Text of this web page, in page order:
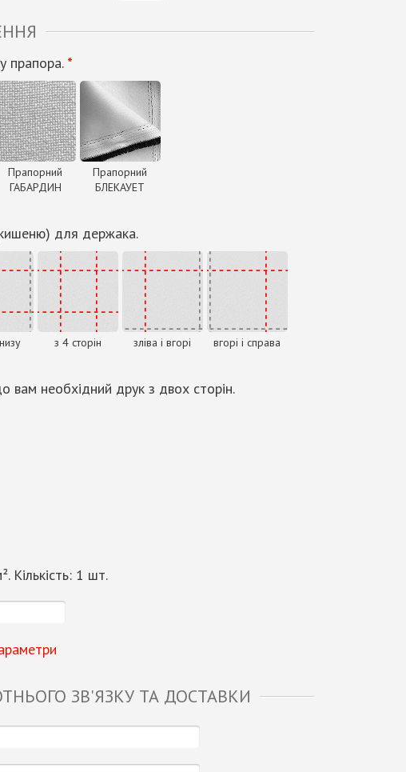
прапора. *
Прапорний
ГАБАРДИН
Прапорний
БЛЕКАУЕТ
для держака.
з 4 сторін зліва і вгорі вгорі і справа
вам необхідний друк з двох сторін.
Кількість: 1 шт.
ЗВ'ЯЗКУ ТА ДОСТАВКИ